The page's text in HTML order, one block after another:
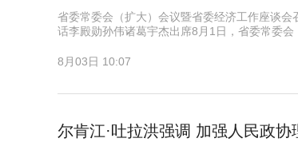
省委常委会（扩大）会议暨省委经济工作座谈
话李殿勋孙伟诸葛宇杰出席8月1日，省委常委
8月03日 10:07
尔肯江·吐拉洪强调 加强人民政